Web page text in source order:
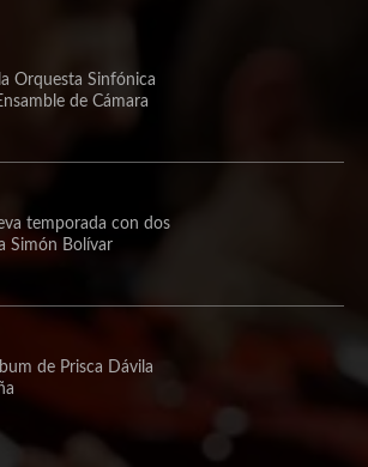
Orquesta Sinfónica
de Cámara
temporada con dos
Simón Bolívar
de Prisca Dávila